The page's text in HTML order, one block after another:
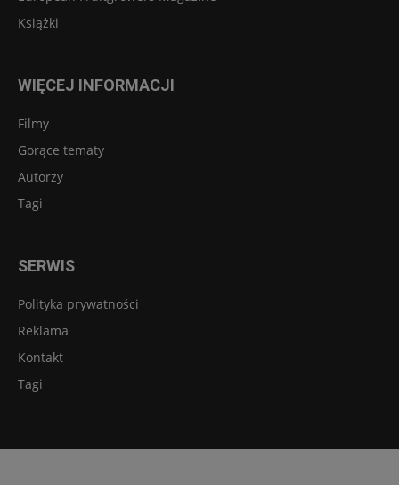
Książki
WIĘCEJ INFORMACJI
Filmy
Gorące tematy
Autorzy
Tagi
SERWIS
Polityka prywatności
Reklama
Kontakt
Tagi